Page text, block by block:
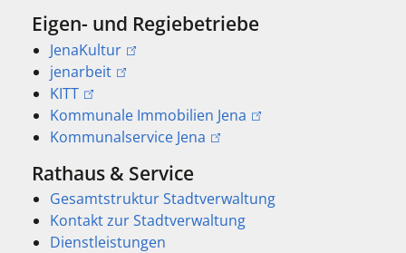
Eigen- und Regiebetriebe
JenaKultur
jenarbeit
KITT
Kommunale Immobilien Jena
Kommunalservice Jena
Rathaus & Service
Gesamtstruktur Stadtverwaltung
Kontakt zur Stadtverwaltung
Dienstleistungen